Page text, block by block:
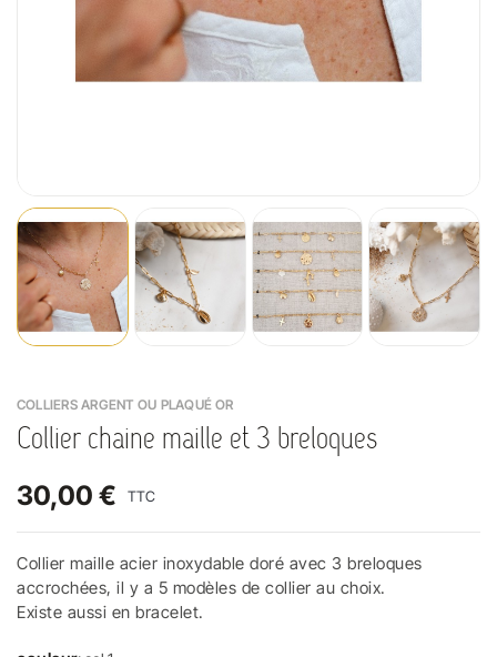
COLLIERS ARGENT OU PLAQUÉ OR
Collier chaine maille et 3 breloques
30,00 € TTC
Collier maille acier inoxydable doré avec 3 breloques
accrochées, il y a 5 modèles de collier au choix.
Existe aussi en bracelet.